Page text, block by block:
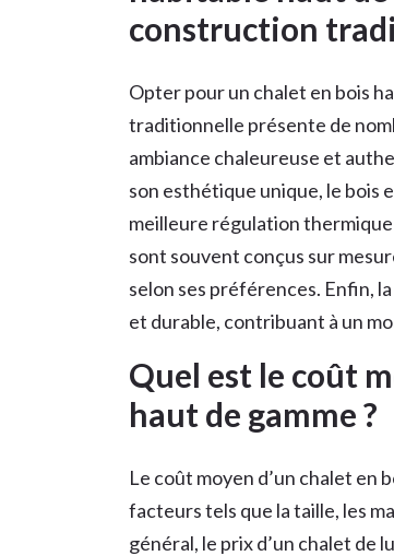
construction
Opter pour un chalet en bois
traditionnelle présente de
ambiance chaleureuse et
son esthétique unique, le bois
meilleure régulation thermique
sont souvent conçus sur
selon ses préférences. Enfin,
et durable, contribuant à un
Quel est le coût
haut de gamme ?
Le coût moyen d’un chalet en
facteurs tels que la taille, les
général, le prix d’un chalet de